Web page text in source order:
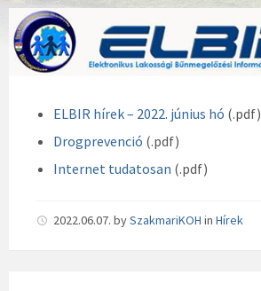
ELBIR hírek – 2022. június hó (.pdf)
Drogprevenció (.pdf)
Internet tudatosan (.pdf)
2022.06.07. bySzakmariKOH in Hírek